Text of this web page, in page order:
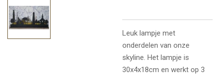
Leuk lampje met
onderdelen van onze
skyline. Het lampje is
30x4x18cm en werkt op 3